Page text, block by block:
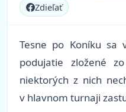
Zdieľať
Tesne po Koníku sa
podujatie zložené
niektorých z nich
v hlavnom turnaji